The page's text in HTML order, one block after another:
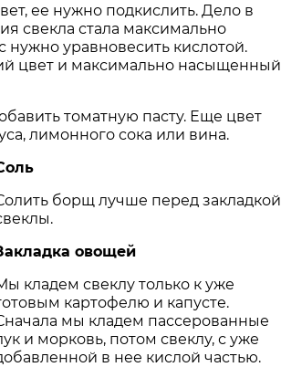
ее нужно подкислить. Дело в
свекла стала максимально
нужно уравновесить кислотой.
цвет и максимально насыщенный
томатную пасту. Еще цвет
лимонного сока или вина.
борщ лучше перед закладкой
овощей
кладем свеклу только к уже
картофелю и капусте.
мы кладем пассерованные
и морковь, потом свеклу, с уже
в нее кислой частью.